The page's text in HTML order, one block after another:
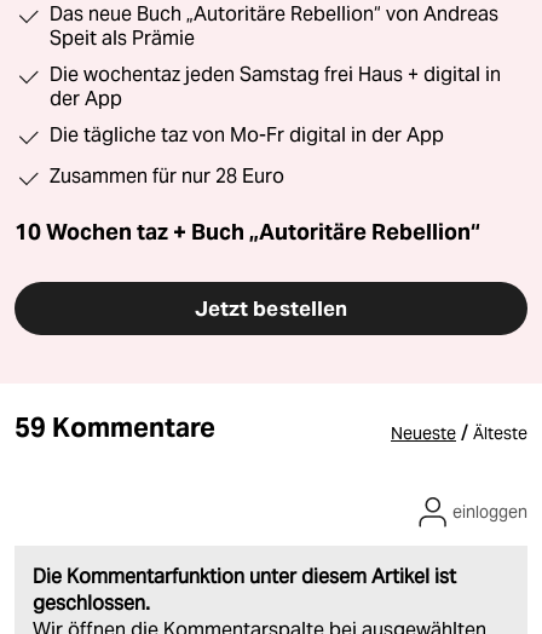
Das neue Buch „Autoritäre Rebellion“ von Andreas
Speit als Prämie
Die wochentaz jeden Samstag frei Haus + digital in
der App
Die tägliche taz von Mo-Fr digital in der App
Zusammen für nur 28 Euro
10 Wochen taz + Buch „Autoritäre Rebellion“
Jetzt bestellen
59 Kommentare Neueste / Älteste
Die Kommentarfunktion unter diesem Artikel ist
geschlossen.
einloggen